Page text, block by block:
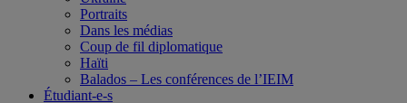
Portraits
Dans les médias
Coup de fil diplomatique
Haïti
Balados – Les conférences de l’IEIM
Étudiant-e-s